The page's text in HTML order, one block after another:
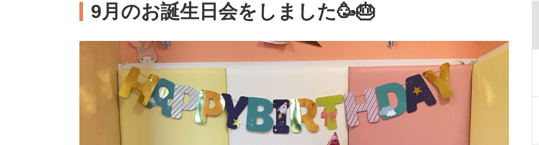
9月のお誕生日会をしました🥳🎂